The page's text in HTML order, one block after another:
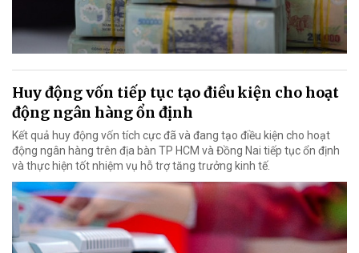
Huy động vốn tiếp tục tạo điều kiện cho hoạt
động ngân hàng ổn định
Kết quả huy động vốn tích cực đã và đang tạo điều kiện cho hoạt
động ngân hàng trên địa bàn TP HCM và Đồng Nai tiếp tục ổn định
và thực hiện tốt nhiệm vụ hỗ trợ tăng trưởng kinh tế.